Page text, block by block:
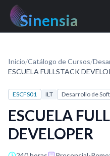
Sinensia
Inicio/Catálogo de Cursos/
ESCUELA FULLSTACK
ESCFS01 ILT Desarrollo de
ESCUELA
DEVELOPER